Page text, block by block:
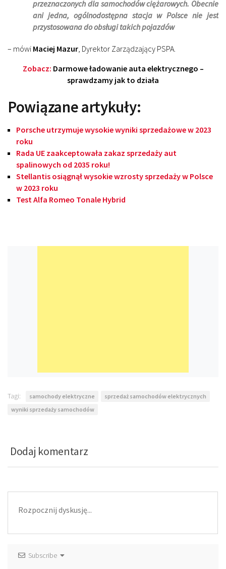
przeznaczonych dla samochodów ciężarowych. Obecnie
ani jedna, ogólnodostępna stacja w Polsce nie jest
przystosowana do obsługi takich pojazdów
– mówi Maciej Mazur, Dyrektor Zarządzający PSPA.
Zobacz: Darmowe ładowanie auta elektrycznego –
sprawdzamy jak to działa
Powiązane artykuły:
Porsche utrzymuje wysokie wyniki sprzedażowe w 2023
roku
Rada UE zaakceptowała zakaz sprzedaży aut
spalinowych od 2035 roku!
Stellantis osiągnął wysokie wzrosty sprzedaży w Polsce
w 2023 roku
Test Alfa Romeo Tonale Hybrid
Tagi: samochody elektryczne
sprzedaż samochodów elektrycznych
wyniki sprzedaży samochodów
Dodaj komentarz
Subscribe